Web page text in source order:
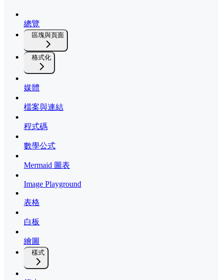
總覽
區塊與頁面
格式化
媒體
檔案與連結
程式碼
數學公式
Mermaid 圖表
Image Playground
表格
白板
繪圖
樣式